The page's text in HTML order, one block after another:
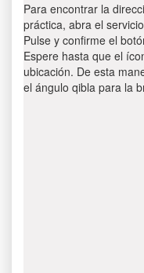
Para encontrar la
práctica, abra el
Pulse y confirme el
Espere hasta que el
ubicación. De esta
el ángulo qibla para la